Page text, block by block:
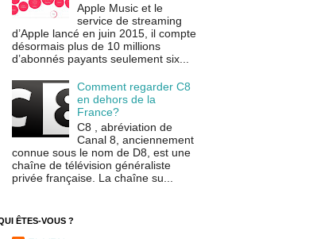
Apple Music et le
service de streaming
d’Apple lancé en juin 2015, il compte
désormais plus de 10 millions
d’abonnés payants seulement six...
Comment regarder C8
en dehors de la
France?
C8 , abréviation de
Canal 8, anciennement
connue sous le nom de D8, est une
chaîne de télévision généraliste
privée française. La chaîne su...
ÊTES-VOUS ?